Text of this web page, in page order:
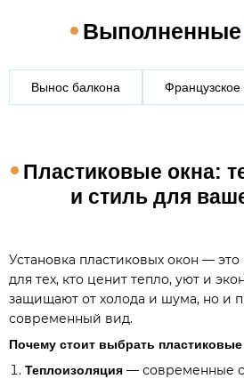
Выполненные
Вынос балкона Французское
Пластиковые окна:
и стиль для
Установка пластиковых окон —
для тех, кто ценит тепло, уют и
защищают от холода и шума, но и
современный вид.
Почему стоит выбрать пластиковые
Теплоизоляция — современные